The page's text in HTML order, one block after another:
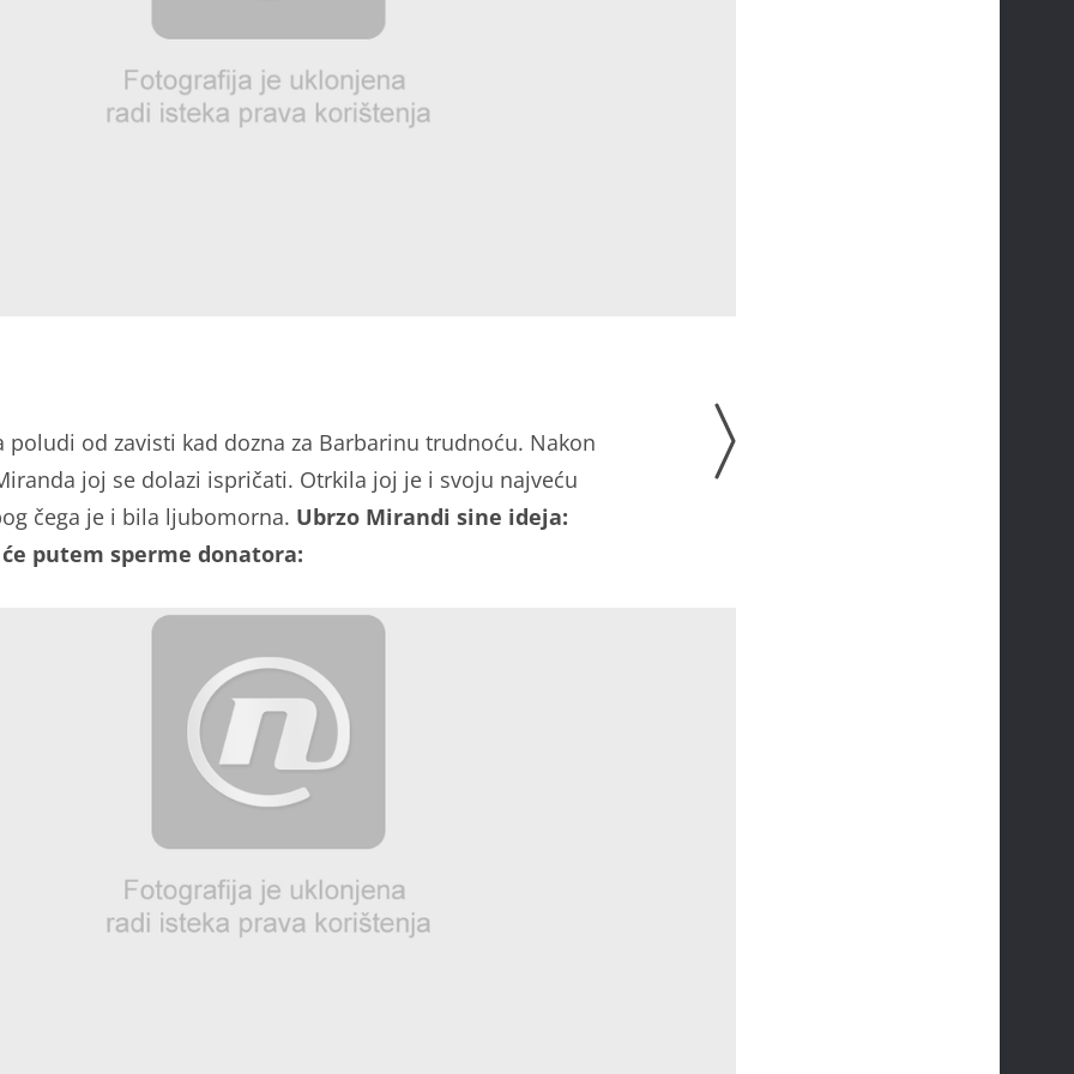
poludi od zavisti kad dozna za Barbarinu trudnoću. Nakon
joj se dolazi ispričati. Otrkila joj je i svoju najveću
čega je i bila ljubomorna. Ubrzo Mirandi sine ideja:
putem sperme donatora: